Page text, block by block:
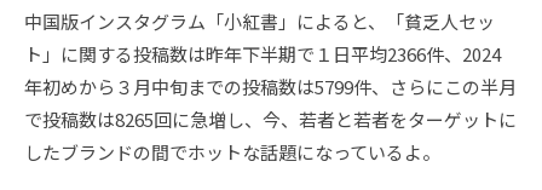
中国版インスタグラム「小紅書」によると、「貧乏人セッ
ト」に関する投稿数は昨年下半期で１日平均2366件、2024
年初めから３月中旬までの投稿数は5799件、さらにこの半月
で投稿数は8265回に急増し、今、若者と若者をターゲットに
したブランドの間でホットな話題になっているよ。